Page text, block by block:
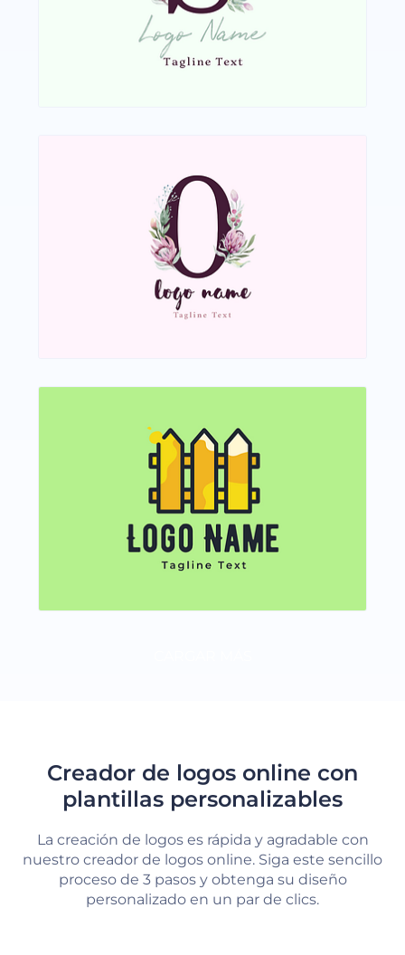
Creador de logos online con
plantillas personalizables
La creación de logos es rápida y agradable con
nuestro creador de logos online. Siga este sencillo
proceso de 3 pasos y obtenga su diseño
personalizado en un par de clics.